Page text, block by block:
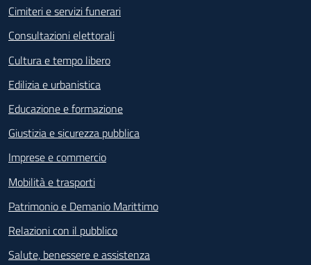
Cimiteri e servizi funerari
Consultazioni elettorali
Cultura e tempo libero
Edilizia e urbanistica
Educazione e formazione
Giustizia e sicurezza pubblica
Imprese e commercio
Mobilità e trasporti
Patrimonio e Demanio Marittimo
Relazioni con il pubblico
Salute, benessere e assistenza